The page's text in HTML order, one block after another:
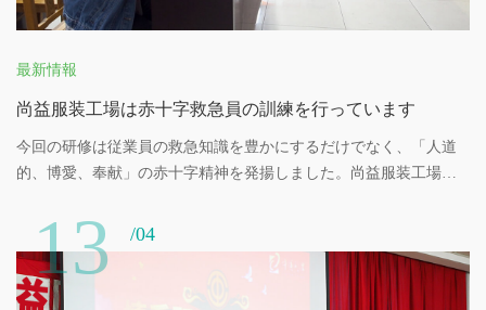
最新情報
尚益服装工場は赤十字救急員の訓練を行っています
今回の研修は従業員の救急知識を豊かにするだけでなく、「人道
的、博愛、奉献」の赤十字精神を発揚しました。尚益服装工場の
識を応用させます
13/04